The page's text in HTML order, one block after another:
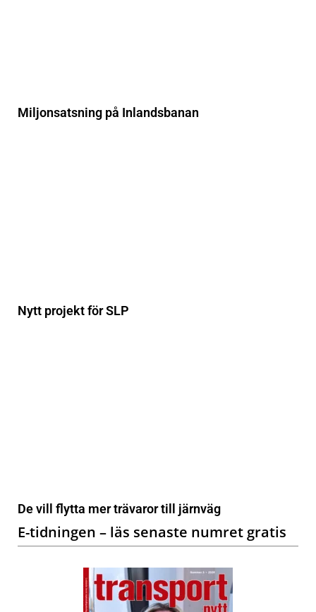
Miljonsatsning på Inlandsbanan
Nytt projekt för SLP
De vill flytta mer trävaror till järnväg
E-tidningen – läs senaste numret gratis